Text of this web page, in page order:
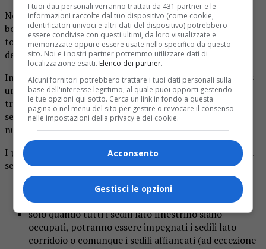
Nei servizi di linea urbani ed extraurbani è ammesso a
bordo un numero di passeggeri non superiore all’80% del
totale dei posti previsti dalla carta di circolazione
dell’autobus, con riduzione prioritaria dei posti in piedi.
In riferimento alla maggioranza delle tipologie di autobus
urbani ed extraurbani in uso presso ATAP, tale regola si
traduce nella possibilità di utilizzo al 100% dei posti a
sedere, con ulteriore possibilità di ammettere un limitato
numero di passeggeri in piedi.
I passeggeri a bordo dovranno occupare i posti disponibili
secondo il seguente ordine:
prima dovranno essere occupati i sedili lato
finestrino;
solo quando tutti i sedili lato finestrino siano
occupati, potranno essere impegnati i sedili lato
corridoio o comunque i sedili affiancati (ad eccezione
I tuoi dati personali verranno trattati da 431 partner e le
informazioni raccolte dal tuo dispositivo (come cookie,
identificatori univoci e altri dati del dispositivo) potrebbero
essere condivise con questi ultimi, da loro visualizzate e
memorizzate oppure essere usate nello specifico da questo
sito. Noi e i nostri partner potremmo utilizzare dati di
localizzazione esatti. Elenco dei partner.
Alcuni fornitori potrebbero trattare i tuoi dati personali sulla
base dell'interesse legittimo, al quale puoi opporti gestendo
le tue opzioni qui sotto. Cerca un link in fondo a questa
pagina o nel menu del sito per gestire o revocare il consenso
nelle impostazioni della privacy e dei cookie.
Acconsento
Gestisci le opzioni